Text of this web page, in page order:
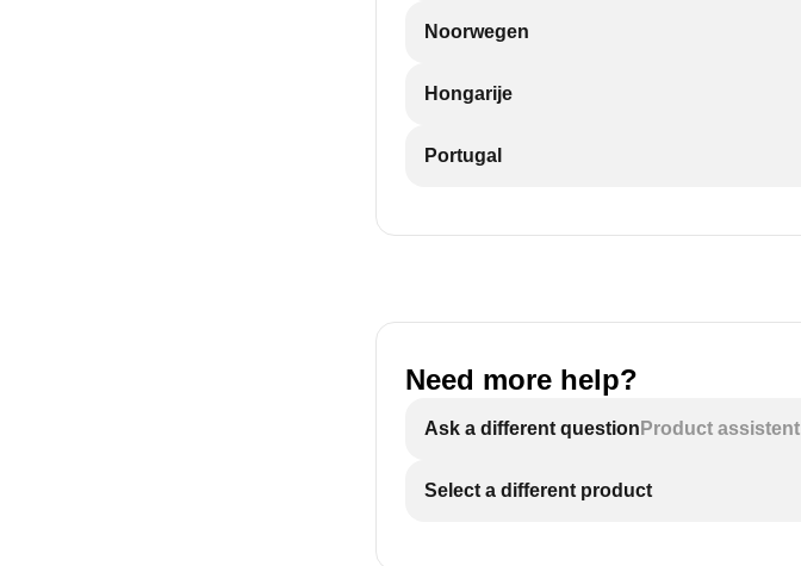
Noorwegen
Hongarije
Portugal
Need more help?
Ask a different question Product assistent
Select a different product